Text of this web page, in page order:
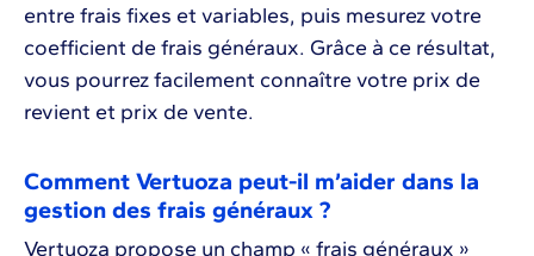
entre frais fixes et variables, puis mesurez votre
coefficient de frais généraux. Grâce à ce résultat,
vous pourrez facilement connaître votre prix de
revient et prix de vente.
Comment Vertuoza peut-il m’aider dans la
gestion des frais généraux ?
Vertuoza propose un champ « frais généraux »